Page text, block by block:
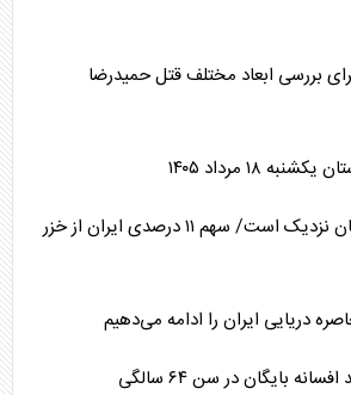
بررسی ابعاد مختلف قتل حمیدرضا
۱۸ مرداد ۱۴۰۵
عراقچی: توافق با عمان نزدیک است/ سهم ۱۱ درصدی ایران از خزر
دریایی ایران را ادامه می‌دهیم
بایگان در سن ۶۴ سالگی